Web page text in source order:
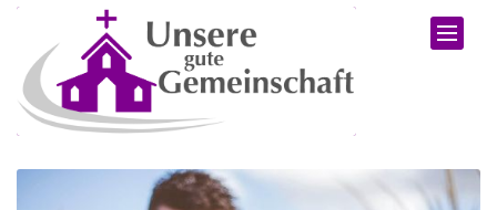
Zum Inhalt springen